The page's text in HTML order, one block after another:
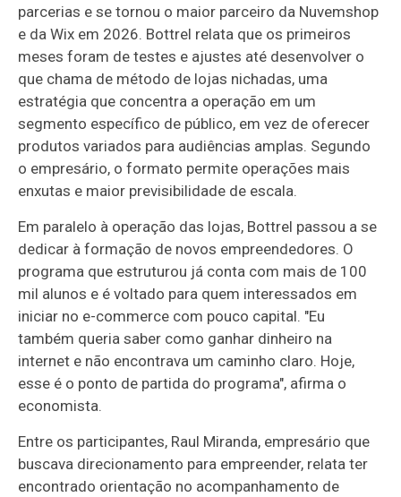
parcerias e se tornou o maior parceiro da Nuvemshop
e da Wix em 2026. Bottrel relata que os primeiros
meses foram de testes e ajustes até desenvolver o
que chama de método de lojas nichadas, uma
estratégia que concentra a operação em um
segmento específico de público, em vez de oferecer
produtos variados para audiências amplas. Segundo
o empresário, o formato permite operações mais
enxutas e maior previsibilidade de escala.
Em paralelo à operação das lojas, Bottrel passou a se
dedicar à formação de novos empreendedores. O
programa que estruturou já conta com mais de 100
mil alunos e é voltado para quem interessados em
iniciar no e-commerce com pouco capital. "Eu
também queria saber como ganhar dinheiro na
internet e não encontrava um caminho claro. Hoje,
esse é o ponto de partida do programa", afirma o
economista.
Entre os participantes, Raul Miranda, empresário que
buscava direcionamento para empreender, relata ter
encontrado orientação no acompanhamento de